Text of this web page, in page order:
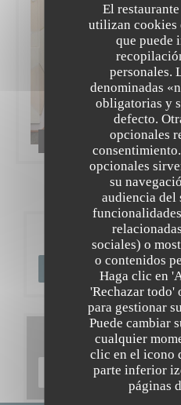
El
utilizan cookies
que puede
personales.
denominadas
obligatorias y
defecto.
opcionales
opcionales
su
audiencia del
sociales) o
o contenidos
Haga clic en
'Rechazar todo'
para gestionar
Puede cambiar
cualquier
clic en el icono
parte inferior
páginas
Bistrot du maquis | Paris
RESERVAR
DESCUBRIR